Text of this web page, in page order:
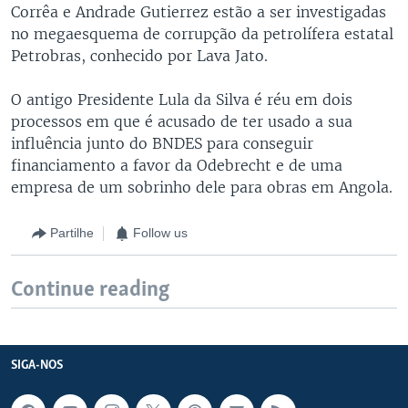
Corrêa e Andrade Gutierrez estão a ser investigadas
no megaesquema de corrupção da petrolífera estatal
Petrobras, conhecido por Lava Jato.
O antigo Presidente Lula da Silva é réu em dois
processos em que é acusado de ter usado a sua
influência junto do BNDES para conseguir
financiamento a favor da Odebrecht e de uma
empresa de um sobrinho dele para obras em Angola.
Partilhe Follow us
Continue reading
SIGA-NOS